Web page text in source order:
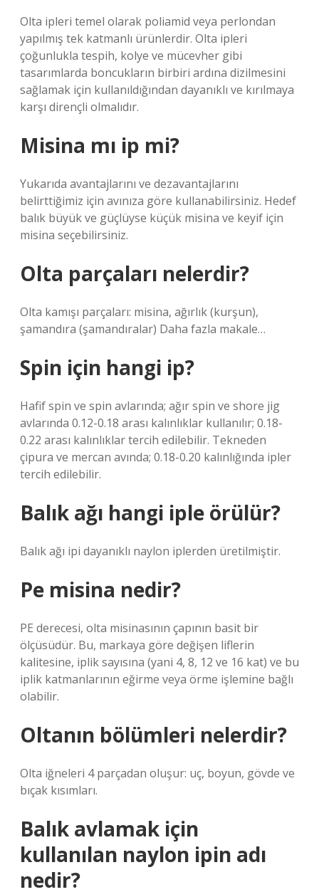
Olta ipleri temel olarak poliamid veya perlondan
yapılmış tek katmanlı ürünlerdir. Olta ipleri
çoğunlukla tespih, kolye ve mücevher gibi
tasarımlarda boncukların birbiri ardına dizilmesini
sağlamak için kullanıldığından dayanıklı ve kırılmaya
karşı dirençli olmalıdır.
Misina mı ip mi?
Yukarıda avantajlarını ve dezavantajlarını
belirttiğimiz için avınıza göre kullanabilirsiniz. Hedef
balık büyük ve güçlüyse küçük misina ve keyif için
misina seçebilirsiniz.
Olta parçaları nelerdir?
Olta kamışı parçaları: misina, ağırlık (kurşun),
şamandıra (şamandıralar) Daha fazla makale…
Spin için hangi ip?
Hafif spin ve spin avlarında; ağır spin ve shore jig
avlarında 0.12-0.18 arası kalınlıklar kullanılır; 0.18-
0.22 arası kalınlıklar tercih edilebilir. Tekneden
çipura ve mercan avında; 0.18-0.20 kalınlığında ipler
tercih edilebilir.
Balık ağı hangi iple örülür?
Balık ağı ipi dayanıklı naylon iplerden üretilmiştir.
Pe misina nedir?
PE derecesi, olta misinasının çapının basit bir
ölçüsüdür. Bu, markaya göre değişen liflerin
kalitesine, iplik sayısına (yani 4, 8, 12 ve 16 kat) ve bu
iplik katmanlarının eğirme veya örme işlemine bağlı
olabilir.
Oltanın bölümleri nelerdir?
Olta iğneleri 4 parçadan oluşur: uç, boyun, gövde ve
bıçak kısımları.
Balık avlamak için
kullanılan naylon ipin adı
nedir?